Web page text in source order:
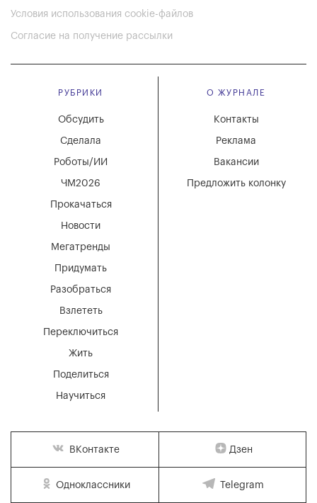
Условия использования cookie-файлов
Согласие на получение рассылки
РУБРИКИ
Мегатренды
Придумать
Разобраться
Взлететь
Новости
Переключиться
Жить
Поделиться
Научиться
Обсудить
Сделала
Роботы/ИИ
ЧМ2026
Прокачаться
О ЖУРНАЛЕ
Вакансии
Реклама
Контакты
Предложить колонку
ВКонтакте Дзен
Одноклассники Telegram